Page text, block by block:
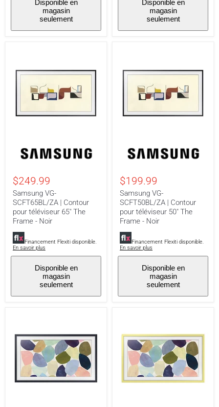
Disponible en
magasin
seulement
Disponible en
magasin
seulement
VG-
SCFT65BL/ZA
pour
65"
The
Frame
$249.99
Samsung VG-
SCFT65BL/ZA | Contour
pour téléviseur 65" The
Frame - Noir
Financement Flexiti disponible.
En savoir plus
Disponible en
magasin
seulement
VG-
SCFT50BL/ZA
pour
50"
The
Frame
$199.99
Samsung VG-
SCFT50BL/ZA | Contour
pour téléviseur 50" The
Frame - Noir
Financement Flexiti disponible.
En savoir plus
Disponible en
magasin
seulement